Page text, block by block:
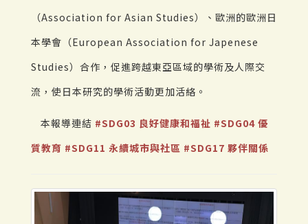
（Association for Asian Studies）、歐洲的歐洲日
本學會（European Association for Japenese
Studies）合作，促進跨越東亞區域的學術及人際交
流，使日本研究的學術活動更加活絡。
本報導連結 #SDG03 良好健康和福祉 #SDG04 優
質教育 #SDG11 永續城市與社區 #SDG17 夥伴關係